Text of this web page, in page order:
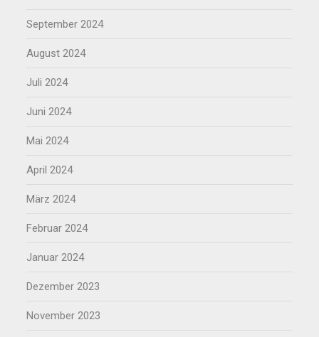
September 2024
August 2024
Juli 2024
Juni 2024
Mai 2024
April 2024
März 2024
Februar 2024
Januar 2024
Dezember 2023
November 2023